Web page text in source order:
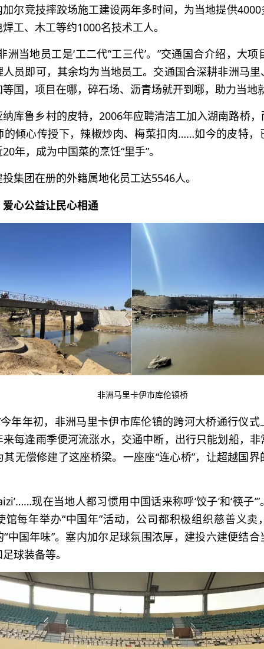
尔竞技摔跤场施工建设两年多时间，为当地提供
工、木工等约1000名技术工人。
洲当地员工是‘工二代’‘工三代’。”交通国合介绍，大
员即可，其余均为当地员工。交通国合深耕非洲马
国，项目在哪，碎石场、沥青场就开到哪，助力当地
库鲁乡村的皮特，2006年应聘清洁工加入湖南路桥
的倾心传授下，辣椒炒肉、梅菜扣肉……如今的皮特，
年，成为中国菜的烹饪“里手”。
集团在册的外籍属地化员工达5546人。
心公益让民心相通
非洲马里卡伊市库伦镇桥
今年年初，非洲马里卡伊市库伦镇的跨河大桥通行仪
每逢雨季便河流涨水，交通中断，出行只能划船，
无偿修建了这座桥梁。一座座“连心桥”，让超越国
现在当地人都习惯用中国话来称呼‘饺子’和‘筷子
馆每年举办“中国年”活动，公司都积极组织慈善义卖
中国年味”。塞内加尔足球氛围浓厚，建投六建便结
球装备等。